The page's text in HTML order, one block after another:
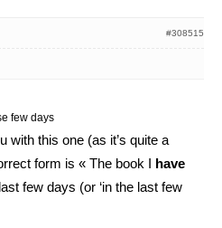
#308515
few days
with this one (as it’s quite a
form is « The book I have
few days (or ‘in the last few